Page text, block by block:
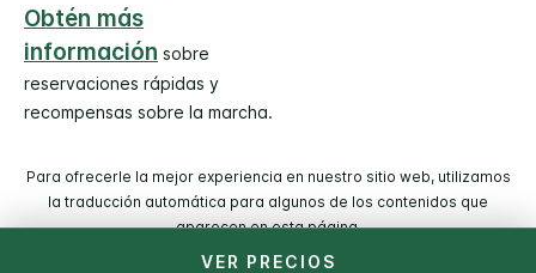
VER PRECIOS
Obtén más
información sobre
reservaciones rápidas y
recompensas sobre la marcha.
Para ofrecerle la mejor experiencia en nuestro sitio web, utilizamos
la traducción automática para algunos de los contenidos que
aparecen en esta página.